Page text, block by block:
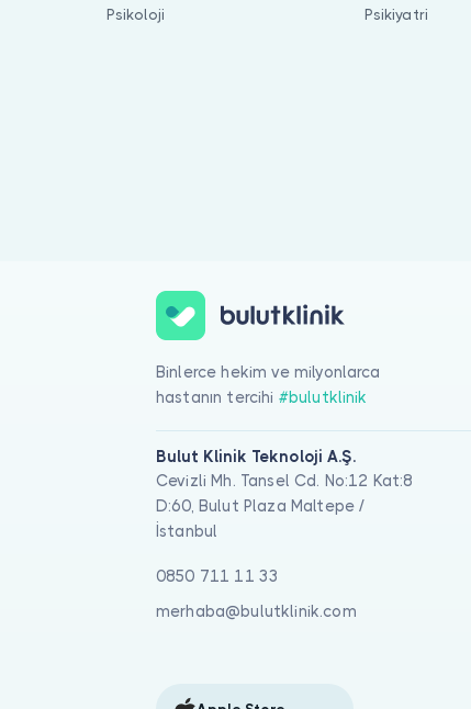
Psikoloji Psikiyatri
Binlerce hekim ve milyonlarca
hastanın tercihi #bulutklinik
Bulut Klinik Teknoloji A.Ş.
Cevizli Mh. Tansel Cd. No:12 Kat:8
D:60, Bulut Plaza Maltepe /
İstanbul
0850 711 11 33
merhaba@bulutklinik.com